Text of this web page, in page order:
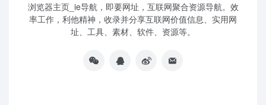
浏览器主页_ie导航，即要网址，互联网聚合资源导航。效
率工作，利他精神，收录并分享互联网价值信息、实用网
址、工具、素材、软件、资源等。